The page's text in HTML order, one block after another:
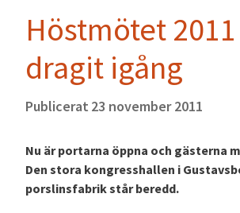
Höstmötet
dragit igång
Publicerat 23 november 2011
Nu är portarna öppna och gästerna
Den stora kongresshallen i
porslinsfabrik står beredd.